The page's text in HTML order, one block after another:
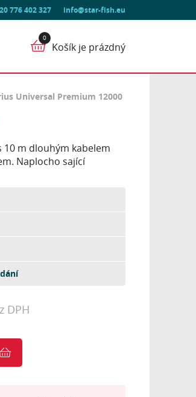
776 402 327 info@star-fish.eu
Košík je prázdný
Universal Premium 12000
10 m dlouhým kabelem
Naplocho sající
DPH